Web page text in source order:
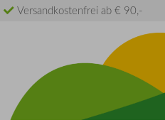
Versandkostenfrei ab € 90,-